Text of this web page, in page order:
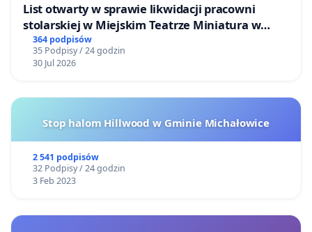
List otwarty w sprawie likwidacji pracowni
stolarskiej w Miejskim Teatrze Miniatura w
Gdańsku
364 podpisów
35 Podpisy / 24 godzin
30 Jul 2026
Stop halom Hillwood w Gminie Michałowice
2 541 podpisów
32 Podpisy / 24 godzin
3 Feb 2023